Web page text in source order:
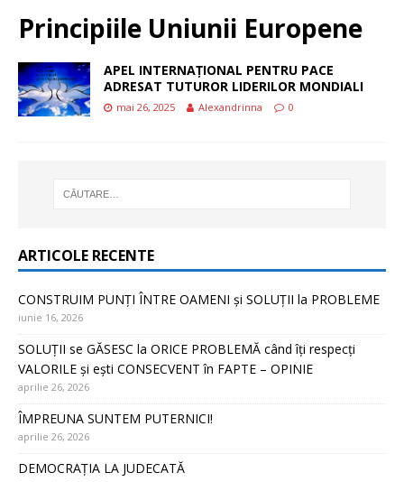
Principiile Uniunii Europene
APEL INTERNAȚIONAL PENTRU PACE
ADRESAT TUTUROR LIDERILOR MONDIALI
mai 26, 2025 Alexandrinna 0
ARTICOLE RECENTE
CONSTRUIM PUNȚI ÎNTRE OAMENI și SOLUȚII la PROBLEME
iunie 16, 2026
SOLUȚII se GĂSESC la ORICE PROBLEMĂ când îți respecți
VALORILE și ești CONSECVENT în FAPTE – OPINIE
aprilie 26, 2026
ÎMPREUNA SUNTEM PUTERNICI!
aprilie 26, 2026
DEMOCRAȚIA LA JUDECATĂ